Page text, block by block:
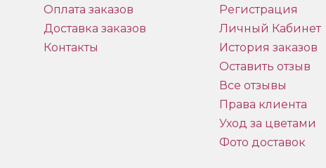
Оплата заказов
Доставка заказов
Контакты
Регистрация
Личный Кабинет
История заказов
Оставить отзыв
Все отзывы
Права клиента
Уход за цветами
Фото доставок